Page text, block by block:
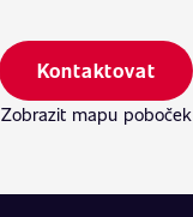
Kontaktovat
Zobrazit mapu poboček